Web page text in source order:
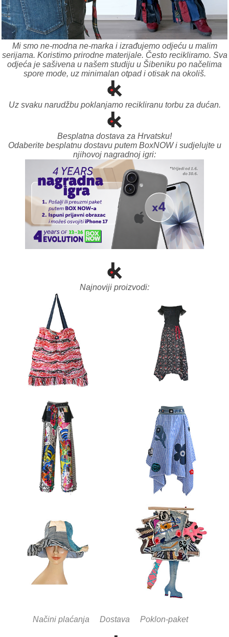
Mi smo ne-modna ne-marka i izrađujemo odjeću u malim
serijama. Koristimo prirodne materijale. Često recikliramo. Sva
odjeća je sašivena u našem studiju u Šibeniku po načelima
spore mode, uz minimalan otpad i otisak na okoliš.
Uz svaku narudžbu poklanjamo recikliranu torbu za dućan.
Besplatna dostava za Hrvatsku!
Odaberite besplatnu dostavu putem BoxNOW i sudjelujte u
njihovoj nagradnoj igri:
Najnoviji proizvodi:
Načini plaćanja Dostava Poklon-paket